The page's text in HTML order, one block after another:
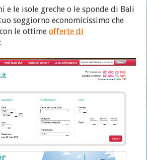
e le isole greche o le sponde di Bali
soggiorno economicissimo che
le ottimeofferte di
: